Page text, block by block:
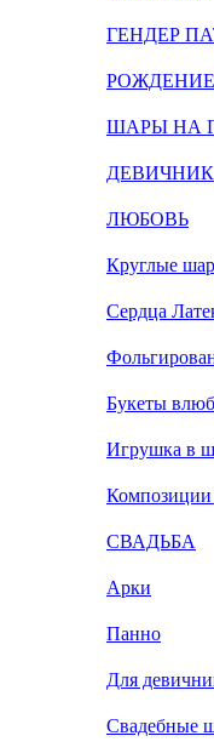
ГЕНДЕР
ШАРЫ НА
ДЕВИЧНИК
ЛЮБОВЬ
Круглые
Сердца
Букеты
Игрушка в
СВАДЬБА
Арки
Панно
Для
Свадебные